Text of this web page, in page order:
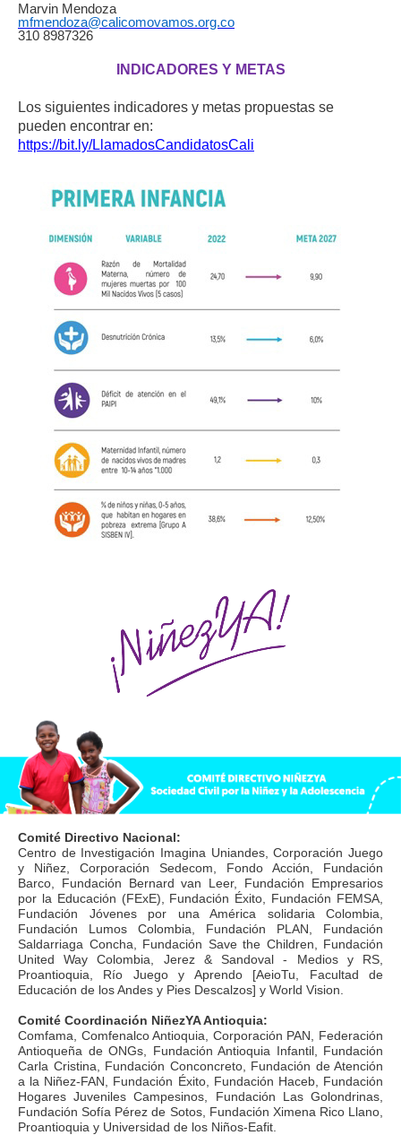
Marvin Mendoza
mfmendoza@calicomovamos.org.co
310 8987326
INDICADORES Y METAS
Los siguientes indicadores y metas propuestas se
pueden encontrar en:
https://bit.ly/LlamadosCandidatosCali
Comité Directivo Nacional:
Centro de Investigación Imagina Uniandes, Corporación Juego
y Niñez, Corporación Sedecom, Fondo Acción, Fundación
Barco, Fundación Bernard van Leer, Fundación Empresarios
por la Educación (FExE), Fundación Éxito, Fundación FEMSA,
Fundación Jóvenes por una América solidaria Colombia,
Fundación Lumos Colombia, Fundación PLAN, Fundación
Saldarriaga Concha, Fundación Save the Children, Fundación
United Way Colombia, Jerez & Sandoval - Medios y RS,
Proantioquia, Río Juego y Aprendo [AeioTu, Facultad de
Educación de los Andes y Pies Descalzos] y World Vision.
Comité Coordinación NiñezYA Antioquia:
Comfama, Comfenalco Antioquia, Corporación PAN, Federación
Antioqueña de ONGs, Fundación Antioquia Infantil, Fundación
Carla Cristina, Fundación Conconcreto, Fundación de Atención
a la Niñez-FAN, Fundación Éxito, Fundación Haceb, Fundación
Hogares Juveniles Campesinos, Fundación Las Golondrinas,
Fundación Sofía Pérez de Sotos, Fundación Ximena Rico Llano,
Proantioquia y Universidad de los Niños-Eafit.